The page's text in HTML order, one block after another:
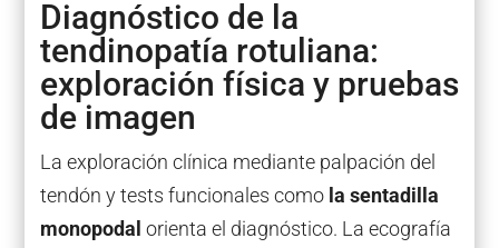
Diagnóstico de la
tendinopatía rotuliana:
exploración física y pruebas
de imagen
La exploración clínica mediante palpación del
tendón y tests funcionales como la sentadilla
monopodal orienta el diagnóstico. La ecografía